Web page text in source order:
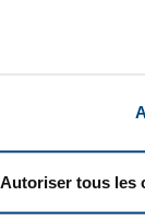
Autoriser tous les